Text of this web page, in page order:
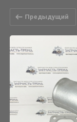
Предыдущий